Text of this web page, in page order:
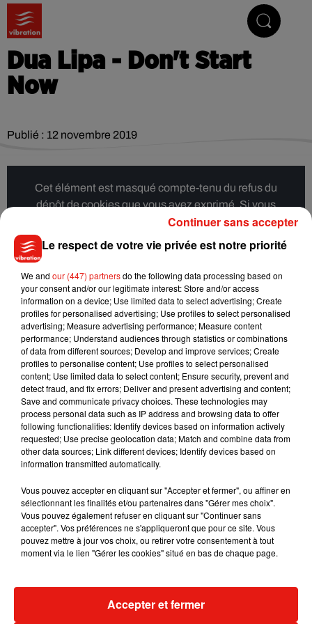
Dua Lipa - Don't Start
Now
Publié : 12 novembre 2019
Cet élément est masqué compte-tenu du refus du
dépôt de cookies que vous avez exprimé. Si vous
souhaitez l'afficher, merci de nous donner votre accord
en cliquant sur le bouton ci-dessous.
Afficher l'élément
Musique
Benny Blanco invite Selena Gomez et
Becky G sur son nouveau single
Tiny Desk
live session
+ DE MUSIQUE
Le respect de votre vie privée est notre priorité
We and our (447) partnersdo the following data processing based on
your consent and/or our legitimate interest: Store and/or access
information on a device; Use limited data to select advertising; Create
profiles for personalised advertising; Use profiles to select personalised
advertising; Measure advertising performance; Measure content
performance; Understand audiences through statistics or combinations
of data from different sources; Develop and improve services; Create
profiles to personalise content; Use profiles to select personalised
content; Use limited data to select content; Ensure security, prevent and
detect fraud, and fix errors; Deliver and present advertising and content;
Save and communicate privacy choices. These technologies may
process personal data such as IP address and browsing data to offer
following functionalities: Identify devices based on information actively
requested; Use precise geolocation data; Match and combine data from
other data sources; Link different devices; Identify devices based on
information transmitted automatically.
Vous pouvez accepter en cliquant sur "Accepter et fermer", ou affiner en
sélectionnant les finalités et/ou partenaires dans "Gérer mes choix".
Vous pouvez également refuser en cliquant sur "Continuer sans
accepter". Vos préférences ne s'appliqueront que pour ce site. Vous
pouvez mettre à jour vos choix, ou retirer votre consentement à tout
moment via le lien "Gérer les cookies" situé en bas de chaque page.
Accepter et fermer
Continuer sans accepter